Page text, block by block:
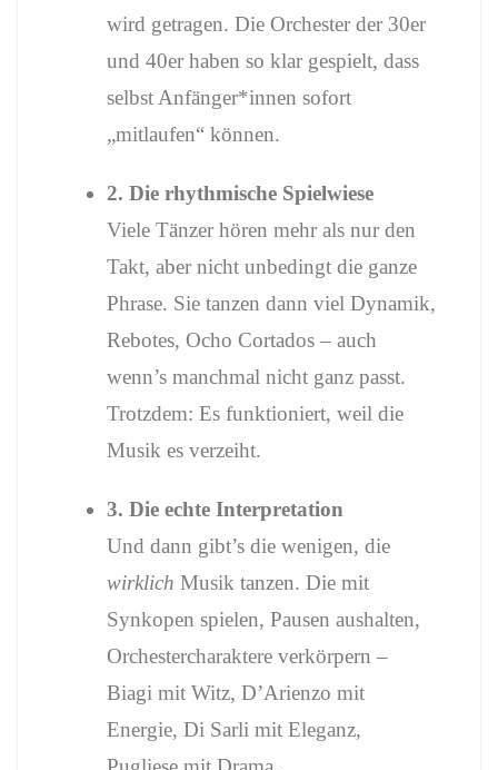
wird getragen. Die Orchester der 30er
und 40er haben so klar gespielt, dass
selbst Anfänger*innen sofort
„mitlaufen“ können.
2. Die rhythmische Spielwiese
Viele Tänzer hören mehr als nur den
Takt, aber nicht unbedingt die ganze
Phrase. Sie tanzen dann viel Dynamik,
Rebotes, Ocho Cortados – auch
wenn’s manchmal nicht ganz passt.
Trotzdem: Es funktioniert, weil die
Musik es verzeiht.
3. Die echte Interpretation
Und dann gibt’s die wenigen, die
wirklich Musik tanzen. Die mit
Synkopen spielen, Pausen aushalten,
Orchestercharaktere verkörpern –
Biagi mit Witz, D’Arienzo mit
Energie, Di Sarli mit Eleganz,